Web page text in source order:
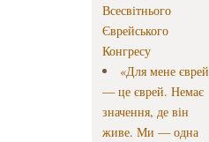
Всесвітнього
Єврейського
Конгресу
«Для мене єврей
— це єврей. Немає
значення, де він
живе. Ми — одна